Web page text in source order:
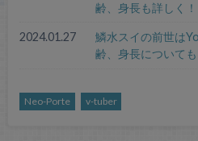
齢、身長も詳しく！
2024.01.27
鱗水スイの前世は
齢、身長についても
Neo-Porte v-tuber